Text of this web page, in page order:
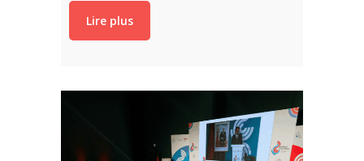
Lire plus